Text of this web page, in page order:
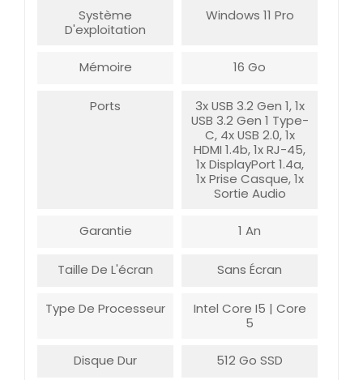
Système
D'exploitation
Windows 11 Pro
Mémoire 16 Go
Ports
3x USB 3.2 Gen 1, 1x
USB 3.2 Gen 1 Type-
C, 4x USB 2.0, 1x
HDMI 1.4b, 1x RJ-45,
1x DisplayPort 1.4a,
1x Prise Casque, 1x
Sortie Audio
Garantie 1 An
Taille De L'écran Sans Écran
Type De Processeur
Intel Core I5 | Core
5
Disque Dur 512 Go SSD